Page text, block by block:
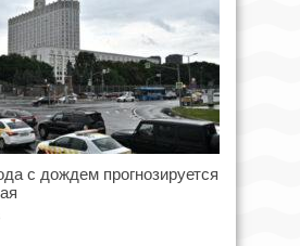
с дождем прогнозируется